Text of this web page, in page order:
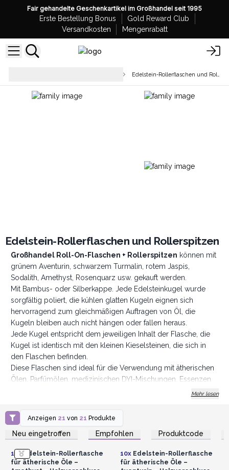
Fair gehandelte Geschenkartikel im Großhandel seit 1995
Erste Bestellung Bonus
Gold Reward Club
Versandkosten
Mengenrabatt
Edelstein-Rollerflaschen und Rollerspitzen
Großhandel Roll-On-Flaschen + Rollerspitzen können mit
grünem Aventurin, schwarzem Turmalin, rotem Jaspis,
Sodalith, Amethyst, Rosenquarz usw. gekauft werden.
Mit Bambus- oder Silberkappe. Jede Edelsteinkugel wurde
sorgfältig poliert, die kühlen glatten Kugeln eignen sich
hervorragend zum gleichmäßigen Auftragen von Öl, die
Kugeln bleiben auch nicht hängen oder fallen heraus.
Jede Kugel entspricht dem jeweiligen Inhalt der Flasche, die
Kugel ist identisch mit den kleinen Kieselsteinen, die sich in
den Flaschen befinden.
Diese Flaschen sind ideal für die Verwendung mit ätherischen
Ölen, Parfümölen, medizinischen DYI-Mischungen, Essenzen
Mehr lesen
Anzeigen 21 von 21 Produkte
Neu eingetroffen Empfohlen Produktcode
Anmelden oder
Registrieren für
Großhandelspreise
10xEdelstein-Rollerflasche
für ätherische Öle –
Registrieren für
Großhandelspreise
10xEdelstein-Rollerflasche
für ätherische Öle –